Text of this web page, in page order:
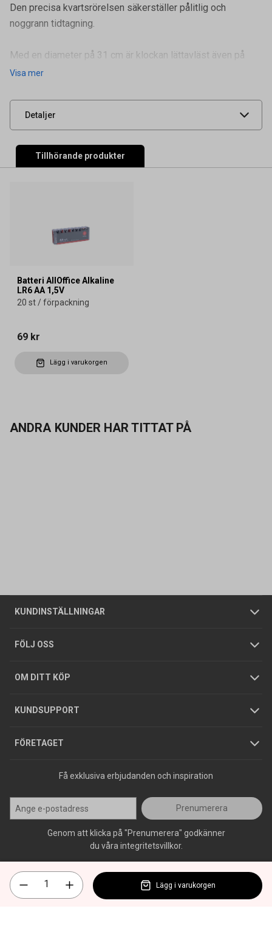
Den precisa kvartsrörelsen säkerställer pålitlig och
noggrann tidtagning.
Med en diameter på 31 cm är klockan lättavläst även på
avstånd. Den har en integrerad num
Visa mer
Detaljer
Artikelnummer 39600022
Leverantörens
UNSPSC 54111601
Tillhörande produkter
Batteri AllOffice Alkaline
LR6 AA 1,5V
20 st / förpackning
69 kr
Lägg i varukorgen
ANDRA KUNDER HAR TITTAT PÅ
KUNDINSTÄLLNINGAR
Företagskund / Privatkund
FÖLJ OSS
OM DITT KÖP
Allmänna försäljningsvillkor
Integritetspolicy
GDPR
KUNDSUPPORT
Butiker
Foldrar och kataloger
Köpguider
Varumärken
FÖRETAGET
Om oss
Tjänster
Hållbarhet
Jobba hos oss
Press
Få exklusiva erbjudanden och inspiration
Prenumerera
Genom att klicka på "Prenumerera" godkänner
du våra integritetsvillkor.
Lägg i varukorgen